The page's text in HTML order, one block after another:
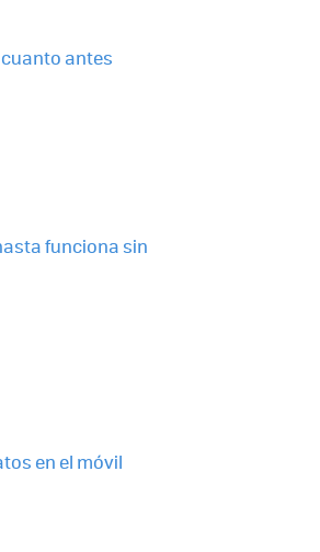
antes
funciona sin
en el móvil